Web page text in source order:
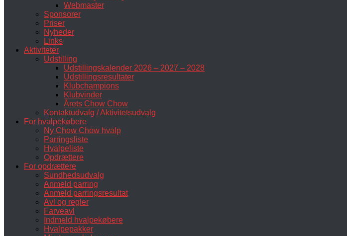
Webmaster
Sponsorer
Priser
Nyheder
Links
Aktiviteter
Udstilling
Udstillingskalender 2026 – 2027 – 2028
Udstillingsresultater
Klubchampions
Klubvinder
Årets Chow Chow
Kontaktudvalg / Aktivitetsudvalg
For hvalpekøbere
Ny Chow Chow hvalp
Parringsliste
Hvalpeliste
Opdrættere
For opdrættere
Sundhedsudvalg
Anmeld parring
Anmeld parringsresultat
Avl og regler
Farveavl
Indmeld hvalpekøbere
Hvalpepakker